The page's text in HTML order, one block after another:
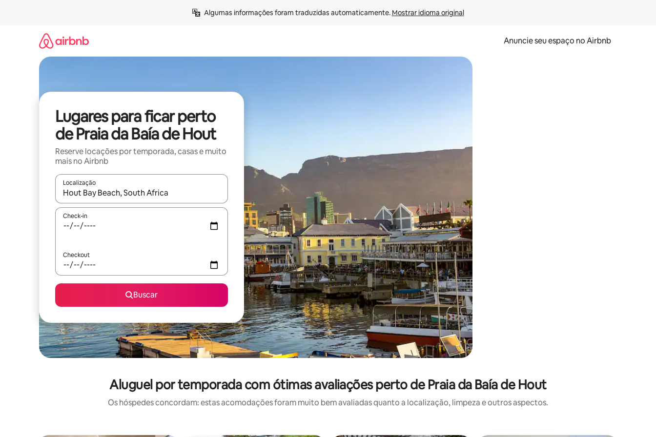
Algumas informações foram traduzidas automaticamente. Mostrar idioma original
Anuncie seu espaço no Airbnb
Lugares para ficar perto
de Praia da Baía de Hout
Reserve locações por temporada, casas e muito
mais no Airbnb
Localização
Quando os resultados estiverem disponíveis, explore-os usando as seta para cima e para baixo do teclado ou tocando e deslizando o dedo na tela.
Check-in
Checkout
Buscar
Aluguel por temporada com ótimas avaliações perto de Praia da Baía de Hout
Os hóspedes concordam: estas acomodações foram muito bem avaliadas quanto a localização, limpeza e outros aspectos.